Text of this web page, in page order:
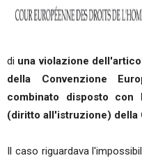
di una violazione
della Convenzione
combinato disposto
(diritto all'istruzione) della
Il caso riguardava